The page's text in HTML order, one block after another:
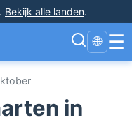
. Bekijk alle landen.
🌐 ☰
in